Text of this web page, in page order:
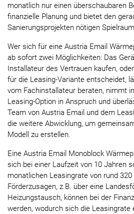
monatlich nur einen überschaubaren
finanzielle Planung und bietet den
Sanierungsprojekten nötigen
Wer sich für eine Austria Email
ab sofort zwei Möglichkeiten: Das
Installateur des Vertrauen kaufen,
für die Leasing-Variante entscheidet,
vom Fachinstallateur beraten, nimmt
Leasing-Option in Anspruch und
Team von Austria Email und dem
die weitere Abwicklung, um
Modell zu erstellen.
Eine Austria Email Monoblock
sich bei einer Laufzeit von 10 Jahren
monatlichen Leasingrate von rund
Förderzusagen, z.B. über eine
Heizungstausch, können bei der
werden, wodurch sich die Leasingrate